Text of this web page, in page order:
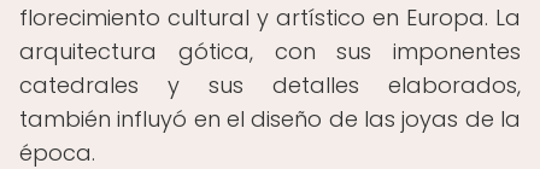
florecimiento cultural y artístico en Europa. La
arquitectura gótica, con sus imponentes
catedrales y sus detalles elaborados,
también influyó en el diseño de las joyas de la
época.